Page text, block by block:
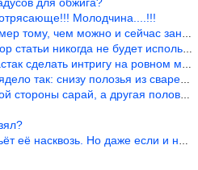
Молодчина....!!!
чем можно и сейчас заниматься…
никогда не будет использовать
сделать интригу на ровном месте! А н
так: снизу полозья из сваренные тр
сарай, а другая половина — ду
насквозь. Но даже если и никогда н